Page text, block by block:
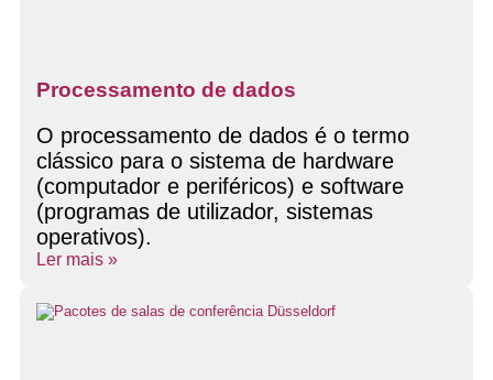
Processamento de dados
O processamento de dados é o termo
clássico para o sistema de hardware
(computador e periféricos) e software
(programas de utilizador, sistemas
operativos).
Ler mais »